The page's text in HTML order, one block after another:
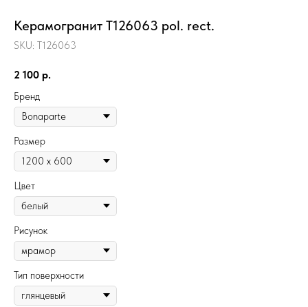
Керамогранит T126063 pol. rect.
SKU: T126063
2 100 р.
Бренд
Размер
Цвет
Рисунок
Тип поверхности